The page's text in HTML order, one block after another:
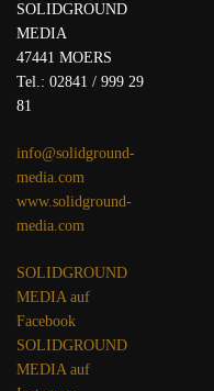
SOLIDGROUND
MEDIA
47441 MOERS
Tel.: 02841 / 999 29
81
info@solidground-
media.com
www.solidground-
media.com
SOLIDGROUND
MEDIA auf
Facebook
SOLIDGROUND
MEDIA auf